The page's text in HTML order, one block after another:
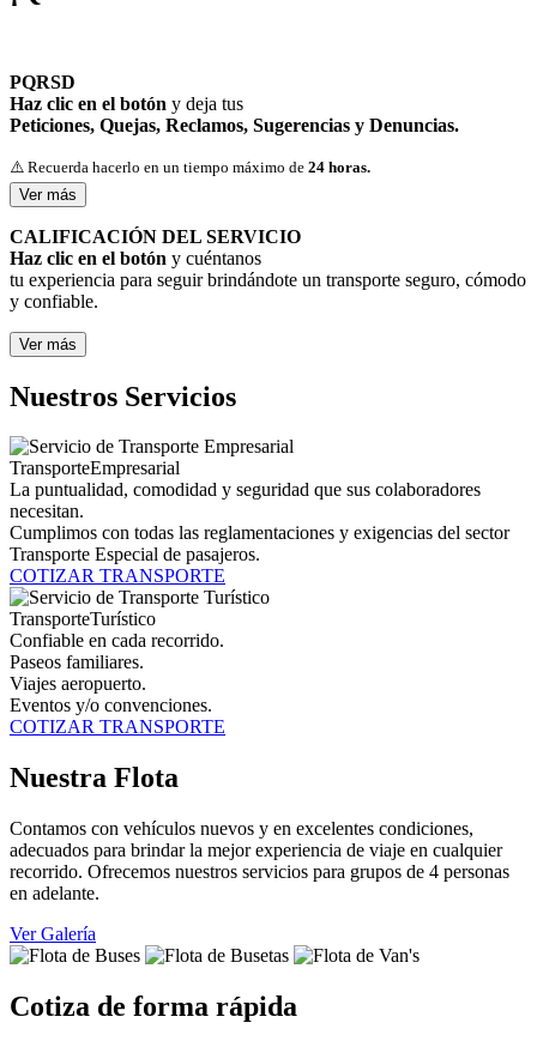
PQRSD
Haz clic en el botón y deja tus
Peticiones, Quejas, Reclamos, Sugerencias y Denuncias.
⚠️ Recuerda hacerlo en un tiempo máximo de 24 horas.
Ver más
CALIFICACIÓN DEL SERVICIO
Haz clic en el botón y cuéntanos
tu experiencia para seguir brindándote un transporte seguro, cómodo
y confiable.
Ver más
Nuestros Servicios
TransporteEmpresarial
La puntualidad, comodidad y seguridad que sus colaboradores
necesitan.
Cumplimos con todas las reglamentaciones y exigencias del sector
Transporte Especial de pasajeros.
COTIZAR TRANSPORTE
TransporteTurístico
Confiable en cada recorrido.
Paseos familiares.
Viajes aeropuerto.
Eventos y/o convenciones.
COTIZAR TRANSPORTE
Nuestra Flota
Contamos con vehículos nuevos y en excelentes condiciones,
adecuados para brindar la mejor experiencia de viaje en cualquier
recorrido. Ofrecemos nuestros servicios para grupos de 4 personas
en adelante.
Ver Galería
Cotiza de forma rápida